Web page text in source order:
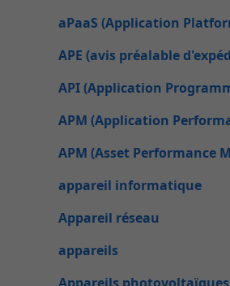
aPaaS (Application
APE (avis préalable
API (Application
APM (Application
APM (Asset Performance
appareil informatique
Appareil réseau
appareils